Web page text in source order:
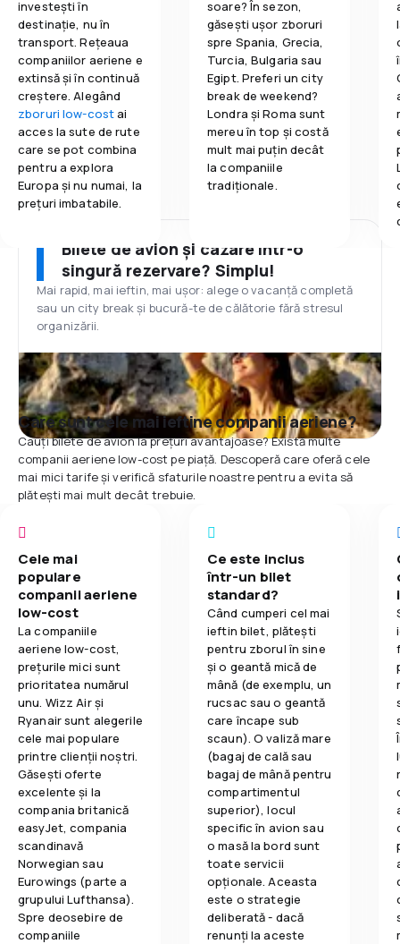
investești în
destinație, nu în
transport. Rețeaua
companiilor aeriene e
extinsă și în continuă
creștere. Alegând
zboruri low-costai
acces la sute de rute
care se pot combina
pentru a explora
Europa și nu numai, la
prețuri imbatabile.
soare? În sezon,
găsești ușor zboruri
spre Spania, Grecia,
Turcia, Bulgaria sau
Egipt. Preferi un city
break de weekend?
Londra și Roma sunt
mereu în top și costă
mult mai puțin decât
la companiile
tradiționale.
Bilete de avion și cazare într-o
singură rezervare? Simplu!
Mai rapid, mai ieftin, mai ușor: alege o vacanță completă
sau un city break și bucură-te de călătorie fără stresul
organizării.
Care sunt cele mai ieftine companii aeriene?
Cauți bilete de avion la prețuri avantajoase? Există multe
companii aeriene low-cost pe piață. Descoperă care oferă cele
mai mici tarife și verifică sfaturile noastre pentru a evita să
plătești mai mult decât trebuie.
Cele mai
populare
companii aeriene
low-cost
La companiile
aeriene low-cost,
prețurile mici sunt
prioritatea numărul
unu. Wizz Air și
Ryanair sunt alegerile
cele mai populare
printre clienții noștri.
Găsești oferte
excelente și la
compania britanică
easyJet, compania
scandinavă
Norwegian sau
Eurowings (parte a
grupului Lufthansa).
Spre deosebire de
companiile
Ce este inclus
într-un bilet
standard?
Când cumperi cel mai
ieftin bilet, plătești
pentru zborul în sine
și o geantă mică de
mână (de exemplu, un
rucsac sau o geantă
care încape sub
scaun). O valiză mare
(bagaj de cală sau
bagaj de mână pentru
compartimentul
superior), locul
specific în avion sau
o masă la bord sunt
toate servicii
opționale. Aceasta
este o strategie
deliberată - dacă
renunți la aceste